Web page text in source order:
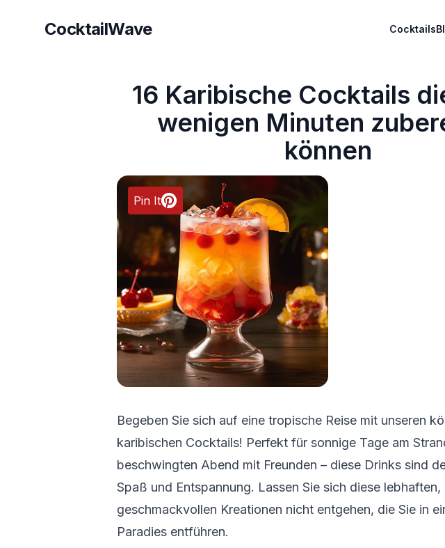
CocktailWave
CocktailWave Cocktails
16 Karibische Cocktails
wenigen Minuten
können
Pin It
Begeben Sie sich auf eine tropische Reise mit unseren
karibischen Cocktails! Perfekt für sonnige Tage am
beschwingten Abend mit Freunden – diese Drinks sind
Spaß und Entspannung. Lassen Sie sich diese lebhaften,
geschmackvollen Kreationen nicht entgehen, die Sie in
Paradies entführen.